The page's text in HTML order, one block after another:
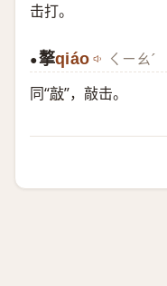
击打。
●摮qiáo ㄑㄧㄠˊ
同“敲”，敲击。